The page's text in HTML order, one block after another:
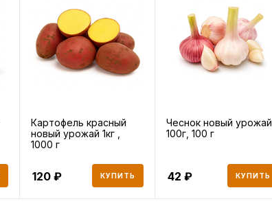
Картофель красный
новый урожай 1кг ,
1000 г
120 КУПИТЬ
Чеснок новый урожай
100г, 100 г
42 КУПИТЬ